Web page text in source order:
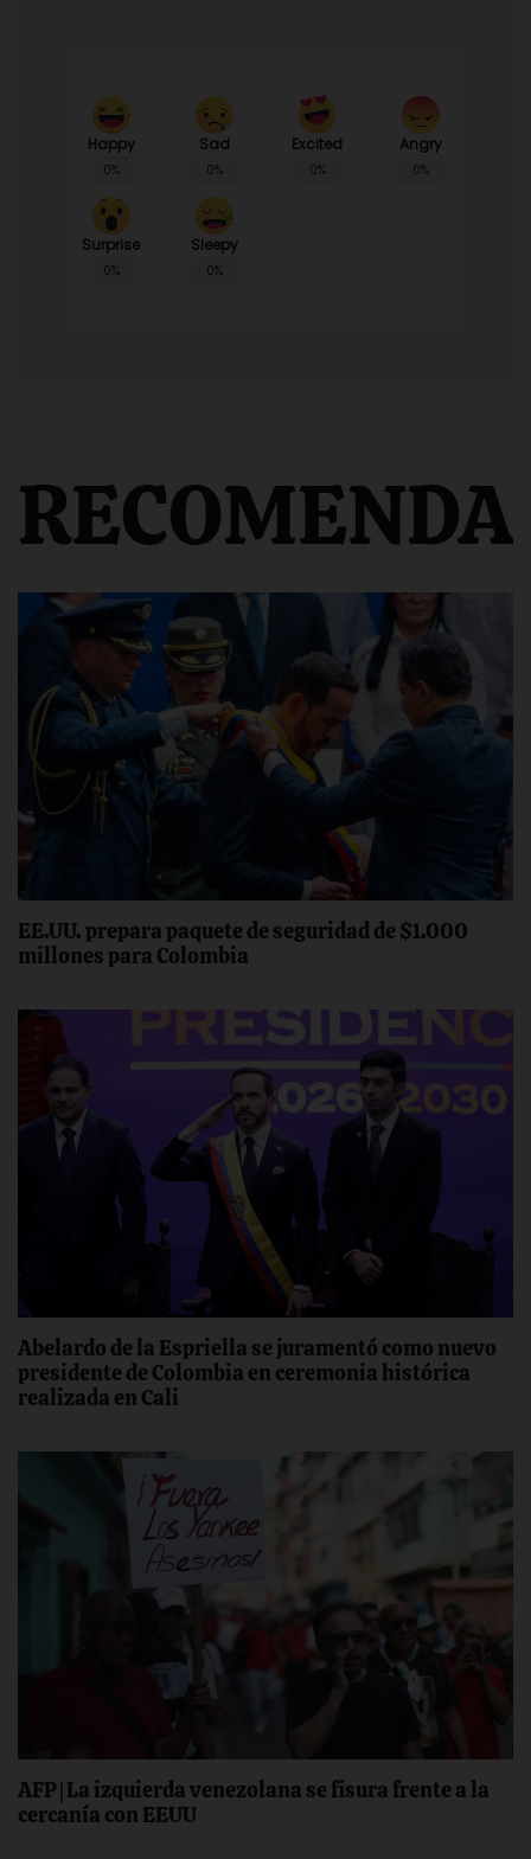
Happy
0%
Sad
0%
Excited
0%
Angry
0%
Surprise
0%
Sleepy
0%
EE.UU. prepara paquete de seguridad de $1.000
millones para Colombia
Abelardo de la Espriella se juramentó como nuevo
presidente de Colombia en ceremonia histórica
realizada en Cali
AFP | La izquierda venezolana se fisura frente a la
cercanía con EEUU